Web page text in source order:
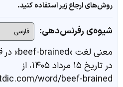
روش‌های ارجاع زیر استفاده کنید.
شیوه‌ی رفرنس‌دهی:
معنی لغت «beef-brained» در
در تاریخ ۱۵ مرداد ۱۴۰۵، از
word/beef-brained